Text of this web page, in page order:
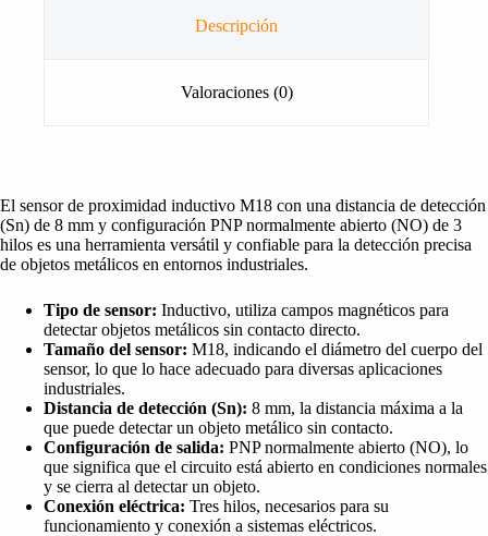
Descripción
Valoraciones (0)
El sensor de proximidad inductivo M18 con una distancia de detección
(Sn) de 8 mm y configuración PNP normalmente abierto (NO) de 3
hilos es una herramienta versátil y confiable para la detección precisa
de objetos metálicos en entornos industriales.
Tipo de sensor: Inductivo, utiliza campos magnéticos para
detectar objetos metálicos sin contacto directo.
Tamaño del sensor: M18, indicando el diámetro del cuerpo del
sensor, lo que lo hace adecuado para diversas aplicaciones
industriales.
Distancia de detección (Sn): 8 mm, la distancia máxima a la
que puede detectar un objeto metálico sin contacto.
Configuración de salida: PNP normalmente abierto (NO), lo
que significa que el circuito está abierto en condiciones normales
y se cierra al detectar un objeto.
Conexión eléctrica: Tres hilos, necesarios para su
funcionamiento y conexión a sistemas eléctricos.